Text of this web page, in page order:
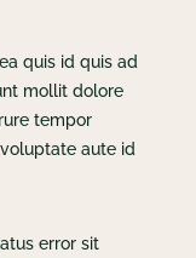
quis id quis ad
mollit dolore
tempor
aute id
error sit